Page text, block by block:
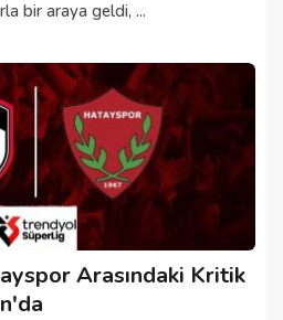
bir araya geldi, ...
Arasındaki Kritik